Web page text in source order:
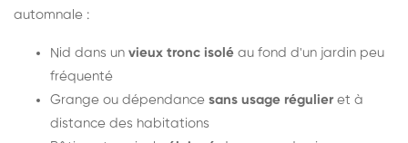
automnale :
Nid dans un vieux tronc isolé au fond d'un jardin peu
fréquenté
Grange ou dépendance sans usage régulier et à
distance des habitations